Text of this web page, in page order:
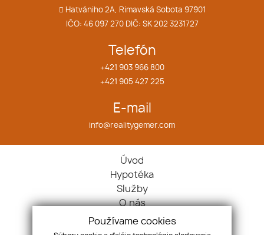
Hatvániho 2A, Rimavská Sobota 97901
IČO: 46 097 270 DIČ: SK 202 3231727
Telefón
+421 903 966 800
+421 905 427 225
E-mail
info@realitygemer.com
Úvod
Hypotéka
Služby
O nás
Náš tím
Kontakt
Používame cookies